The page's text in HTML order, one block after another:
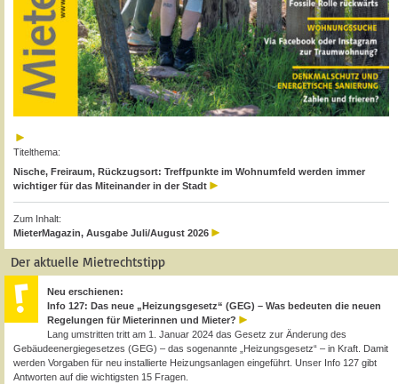
Titelthema:
Nische, Freiraum, Rückzugsort: Treffpunkte im Wohnumfeld werden immer
wichtiger für das Miteinander in der Stadt
Zum Inhalt:
MieterMagazin, Ausgabe Juli/August 2026
Der aktuelle Mietrechtstipp
Neu erschienen:
Info 127: Das neue „Heizungsgesetz“ (GEG) – Was bedeuten die neuen
Regelungen für Mieterinnen und Mieter?
Lang umstritten tritt am 1. Januar 2024 das Gesetz zur Änderung des
Gebäudeenergiegesetzes (GEG) – das sogenannte „Heizungsgesetz“ – in Kraft. Damit
werden Vorgaben für neu installierte Heizungsanlagen eingeführt. Unser Info 127 gibt
Antworten auf die wichtigsten 15 Fragen.